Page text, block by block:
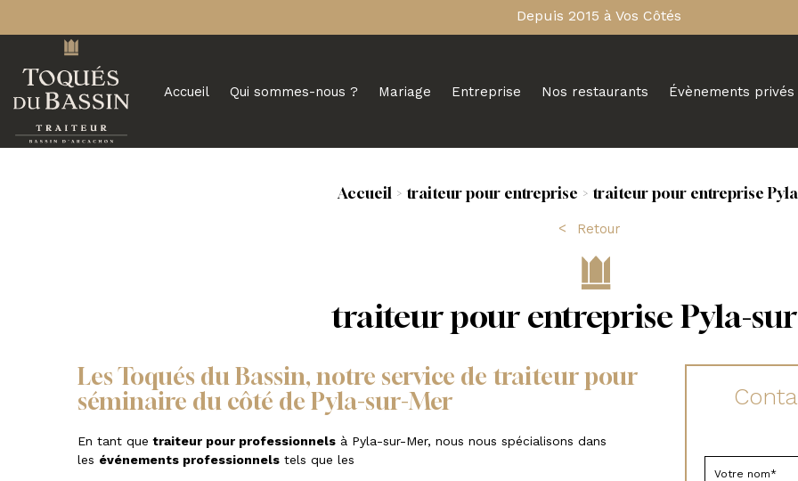
Depuis 2015 à Vos Côtés
Accueil Qui sommes-nous ? Mariage Entreprise Nos restaurants Évènements privés
Accueil traiteur pour entreprise traiteur pour entreprise
Retour
traiteur pour entreprise Pyla-
Les Toqués du Bassin, notre service de traiteur pour
séminaire du côté de Pyla-sur-Mer
En tant que traiteur pour professionnels à Pyla-sur-Mer, nous nous spécialisons dans
les événements professionnels tels que les